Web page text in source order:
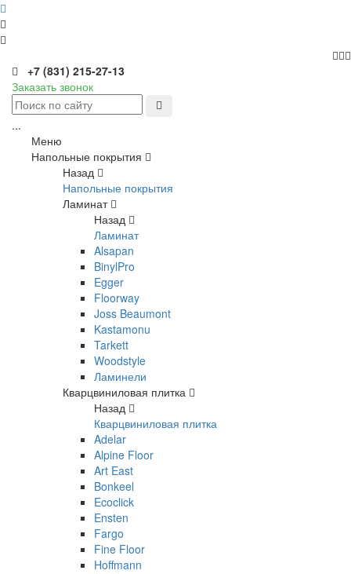
+7 (831) 215-27-13
Заказать звонок
...
Меню
Напольные покрытия
Назад
Напольные покрытия
Ламинат
Назад
Ламинат
Alsapan
BinylPro
Egger
Floorway
Joss Beaumont
Kastamonu
Tarkett
Woodstyle
Ламинели
Кварцвиниловая плитка
Назад
Кварцвиниловая плитка
Adelar
Alpine Floor
Art East
Bonkeel
Ecoclick
Ensten
Fargo
Fine Floor
Hoffmann